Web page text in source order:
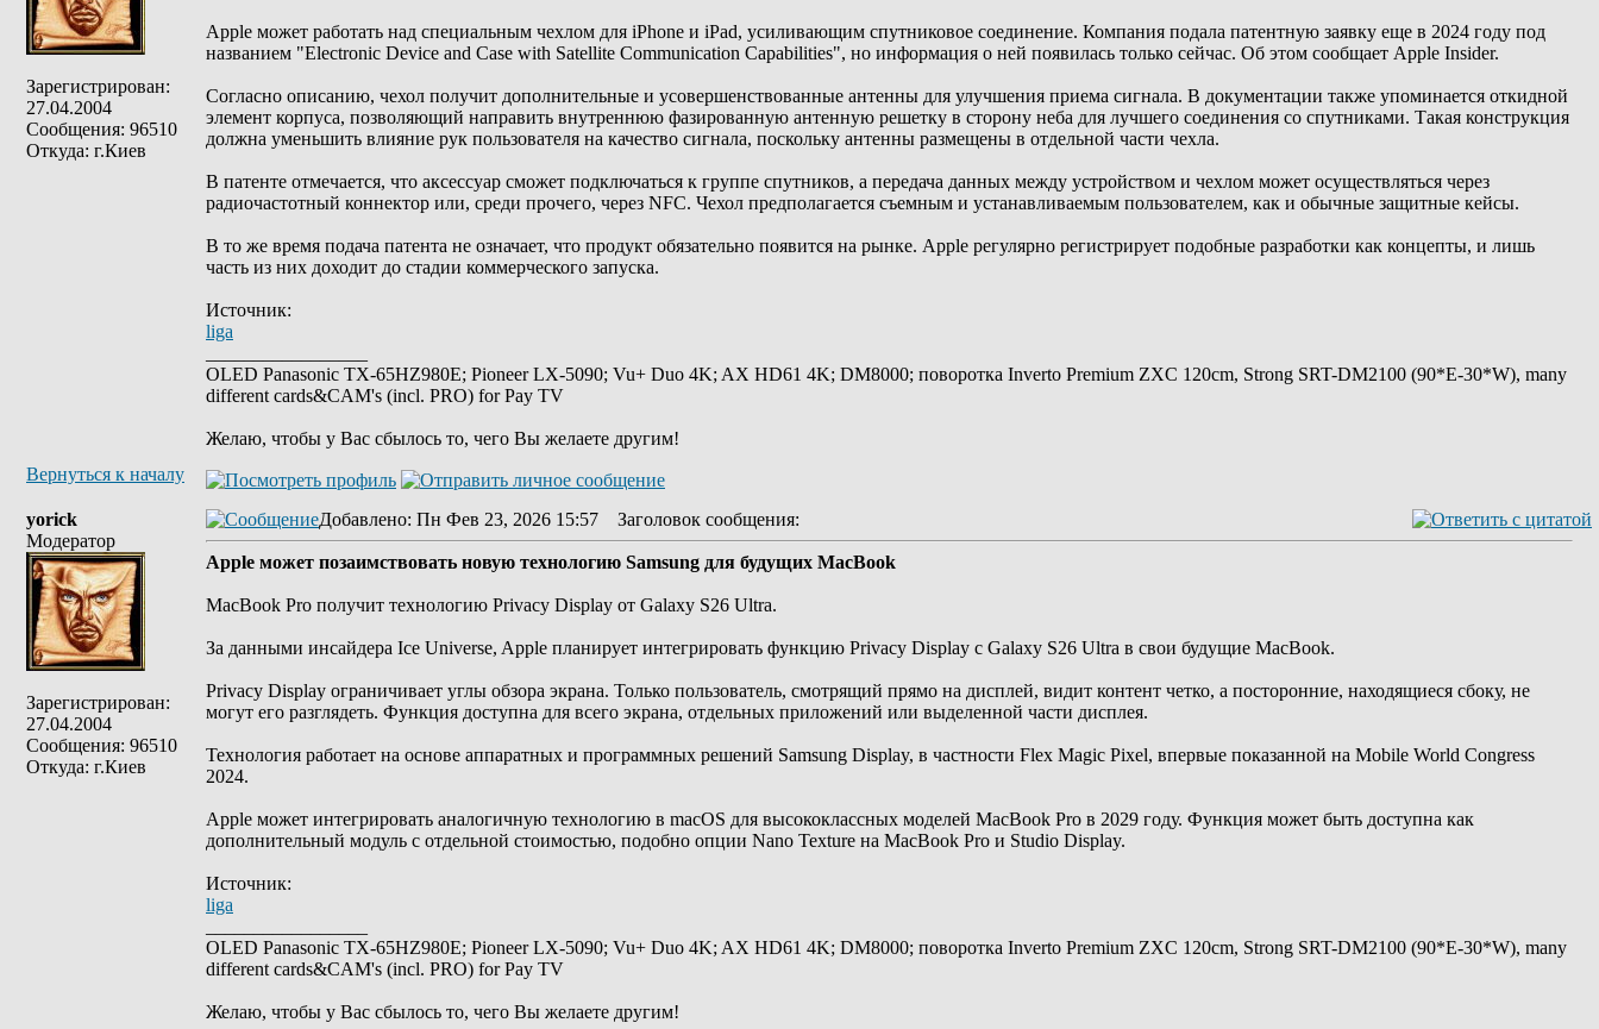
Зарегистрирован:
27.04.2004
Сообщения: 96510
Откуда: г.Киев
Apple может работать над специальным чехлом для iPhone и iPad, усиливающим спутниковое соединение. Компания подала патентную заявку еще в 2024 году под
названием "Electronic Device and Case with Satellite Communication Capabilities", но информация о ней появилась только сейчас. Об этом сообщает Apple Insider.
Согласно описанию, чехол получит дополнительные и усовершенствованные антенны для улучшения приема сигнала. В документации также упоминается откидной
элемент корпуса, позволяющий направить внутреннюю фазированную антенную решетку в сторону неба для лучшего соединения со спутниками. Такая конструкция
должна уменьшить влияние рук пользователя на качество сигнала, поскольку антенны размещены в отдельной части чехла.
В патенте отмечается, что аксессуар сможет подключаться к группе спутников, а передача данных между устройством и чехлом может осуществляться через
радиочастотный коннектор или, среди прочего, через NFC. Чехол предполагается съемным и устанавливаемым пользователем, как и обычные защитные кейсы.
В то же время подача патента не означает, что продукт обязательно появится на рынке. Apple регулярно регистрирует подобные разработки как концепты, и лишь
часть из них доходит до стадии коммерческого запуска.
Источник:
liga
OLED Panasonic TX-65HZ980E; Pioneer LX-5090; Vu+ Duo 4K; AX HD61 4K; DM8000; поворотка Inverto Premium ZXC 120cm, Strong SRT-DM2100 (90*E-30*W), many
different cards&CAM's (incl. PRO) for Pay TV
Желаю, чтобы у Вас сбылось то, чего Вы желаете другим!
Вернуться к началу
yorick
Модератор
Зарегистрирован:
27.04.2004
Сообщения: 96510
Откуда: г.Киев
Добавлено: Пн Фев 23, 2026 15:57 Заголовок сообщения:
Apple может позаимствовать новую технологию Samsung для будущих MacBook
MacBook Pro получит технологию Privacy Display от Galaxy S26 Ultra.
За данными инсайдера Ice Universe, Apple планирует интегрировать функцию Privacy Display с Galaxy S26 Ultra в свои будущие MacBook.
Privacy Display ограничивает углы обзора экрана. Только пользователь, смотрящий прямо на дисплей, видит контент четко, а посторонние, находящиеся сбоку, не
могут его разглядеть. Функция доступна для всего экрана, отдельных приложений или выделенной части дисплея.
Технология работает на основе аппаратных и программных решений Samsung Display, в частности Flex Magic Pixel, впервые показанной на Mobile World Congress
2024.
Apple может интегрировать аналогичную технологию в macOS для высококлассных моделей MacBook Pro в 2029 году. Функция может быть доступна как
дополнительный модуль с отдельной стоимостью, подобно опции Nano Texture на MacBook Pro и Studio Display.
Источник:
liga
OLED Panasonic TX-65HZ980E; Pioneer LX-5090; Vu+ Duo 4K; AX HD61 4K; DM8000; поворотка Inverto Premium ZXC 120cm, Strong SRT-DM2100 (90*E-30*W), many
different cards&CAM's (incl. PRO) for Pay TV
Желаю, чтобы у Вас сбылось то, чего Вы желаете другим!